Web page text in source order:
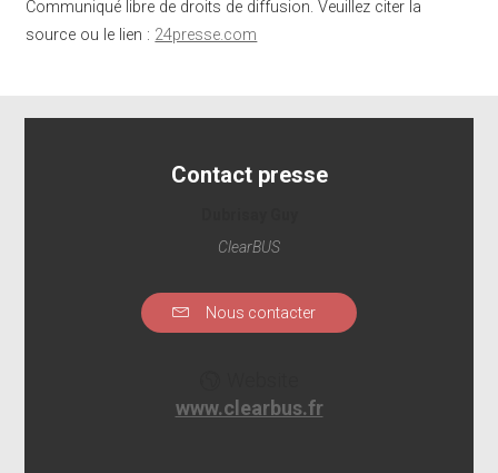
Communiqué libre de droits de diffusion. Veuillez citer la
source ou le lien : 24presse.com
Contact presse
ClearBUS
Nous contacter
www.clearbus.fr